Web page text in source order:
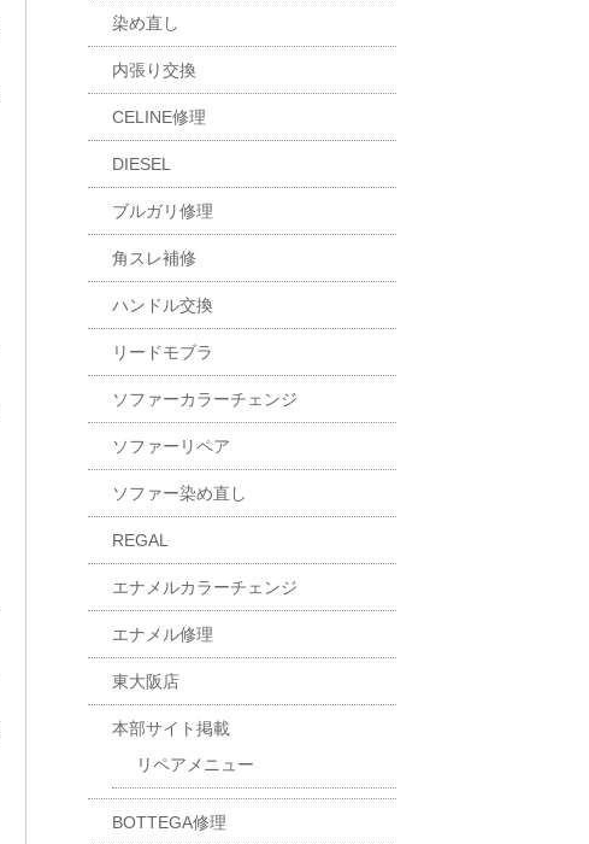
染め直し
内張り交換
CELINE修理
DIESEL
ブルガリ修理
角スレ補修
ハンドル交換
リードモブラ
ソファーカラーチェンジ
ソファーリペア
ソファー染め直し
REGAL
エナメルカラーチェンジ
エナメル修理
東大阪店
本部サイト掲載
リペアメニュー
BOTTEGA修理